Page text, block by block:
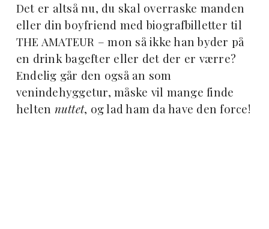
Det er altså nu, du skal overraske manden
eller din boyfriend med biografbilletter til
THE AMATEUR – mon så ikke han byder på
en drink bagefter eller det der er værre?
Endelig går den også an som
venindehyggetur, måske vil mange finde
helten nuttet, og lad ham da have den force!